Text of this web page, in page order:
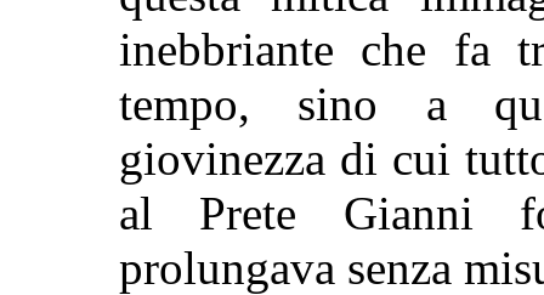
inebbriante che fa
tempo, sino a
giovinezza di cui
al Prete Gianni
prolungava senza